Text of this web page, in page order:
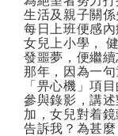
生活及親子關
每日上班便感
女兒上小學，
發噩夢，便繼
那年，因為一
「畀心機」項
參與錄影，講
加，女兒對着
告訴我？為甚麼